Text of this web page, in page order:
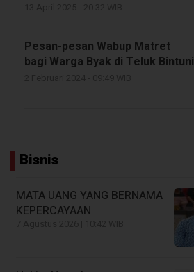
Pesan-pesan Wabup Matret
bagi Warga Byak di Teluk Bintuni
Bisnis
MATA UANG YANG BERNAMA
KEPERCAYAAN